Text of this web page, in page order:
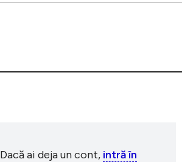
Dacă ai deja un cont, intră în